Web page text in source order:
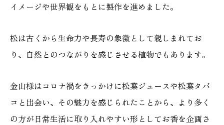
イメージや世界観をもとに製作を進めました。
松は古くから生命力や長寿の象徴として親しまれてお
り、自然とのつながりを感じさせる植物でもあります。
金山様はコロナ禍をきっかけに松葉ジュースや松葉タバ
コと出会い、その魅力を感じられたことから、より多く
の方が日常生活に取り入れやすい形としてお香を企画さ